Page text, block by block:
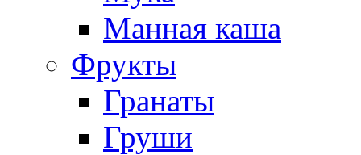
Манная каша
Фрукты
Гранаты
Груши